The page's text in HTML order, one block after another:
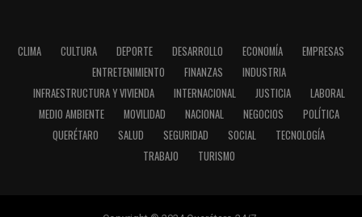
CLIMA CULTURA DEPORTE DESARROLLO ECONOMÍA
EMPRESAS
ENTRETENIMIENTO
FINANZAS
INDUSTRIA
INFRAESTRUCTURA Y VIVIENDA
INTERNACIONAL JUSTICIA
LABORAL
MEDIO AMBIENTE
MOVILIDAD NACIONAL NEGOCIOS
POLÍTICA
QUERÉTARO
SALUD SEGURIDAD SOCIAL
TECNOLOGÍA
TRABAJO
TURISMO